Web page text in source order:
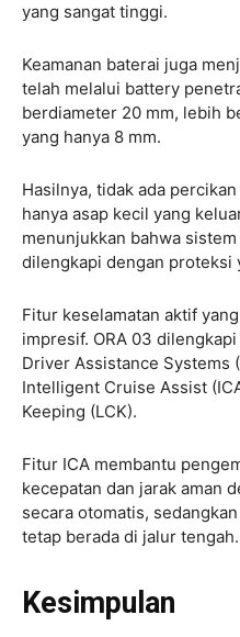
yang sangat tinggi.
Keamanan baterai juga
telah melalui battery
berdiameter 20 mm, lebih
yang hanya 8 mm.
Hasilnya, tidak ada
hanya asap kecil yang
menunjukkan bahwa
dilengkapi dengan proteksi
Fitur keselamatan aktif
impresif. ORA 03
Driver Assistance Systems
Intelligent Cruise Assist
Keeping (LCK).
Fitur ICA membantu
kecepatan dan jarak aman
secara otomatis,
tetap berada di jalur tengah.
Kesimpulan